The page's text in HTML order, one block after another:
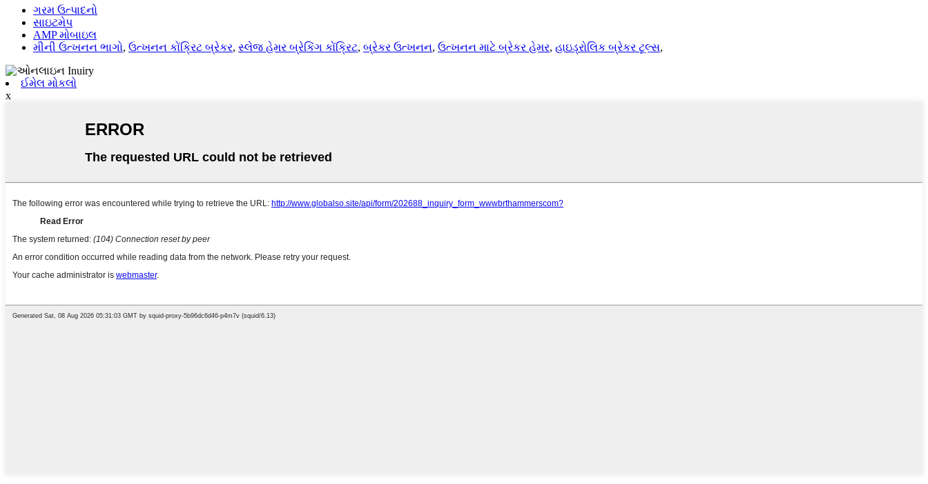
ગરમ ઉત્પાદનો
સાઇટમેપ
AMP મોબાઇલ
મીની ઉત્ખનન ભાગો, ઉત્ખનન કોંક્રિટ બ્રેકર, સ્લેજ હેમર બ્રેકિંગ કોંક્રિટ, બ્રેકર ઉત્ખનન, ઉત્ખનન માટે બ્રેકર હેમર, હાઇડ્રોલિક બ્રેકર ટૂલ્સ,
ઈમેલ મોકલો
x